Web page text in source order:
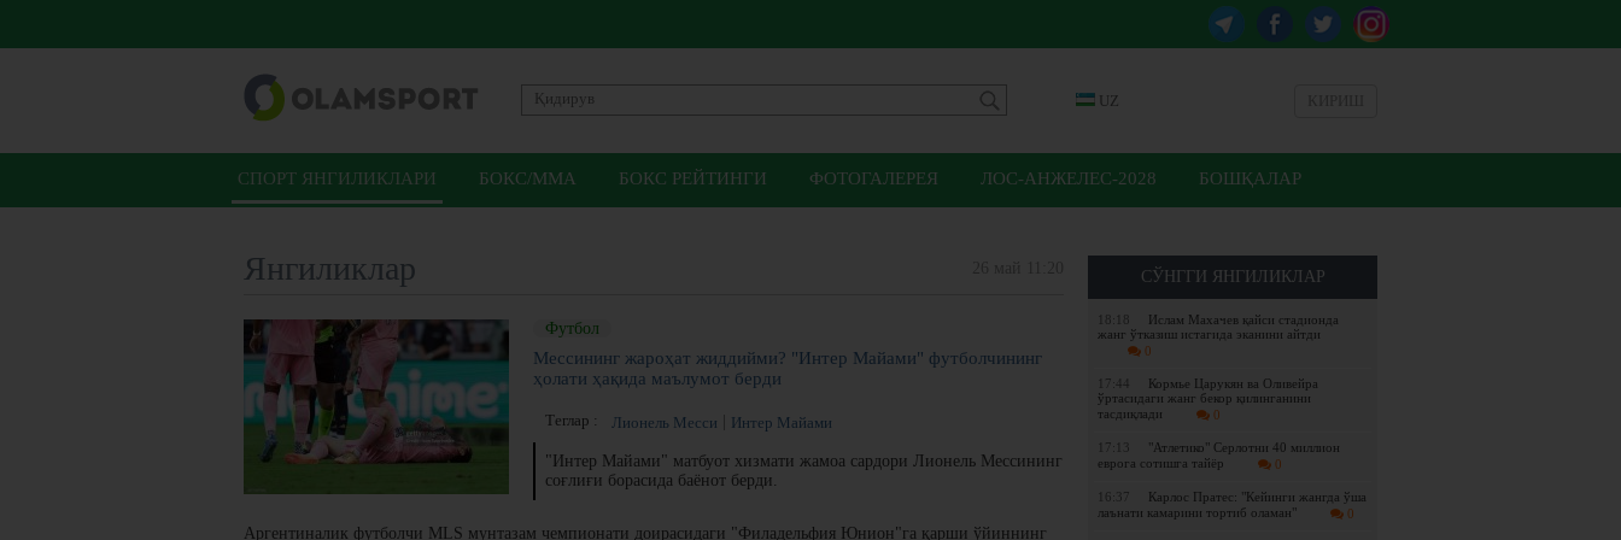
UZ
СПОРТ ЯНГИЛИКЛАРИ БОКС/ММА БОКС РЕЙТИНГИ ФОТОГАЛЕРЕЯ ЛОС-АНЖЕЛЕС-2028 БОШҚАЛАР
СЎНГГИ ЯНГИЛИКЛАР
18:18
Ислам Махачев қайси стадионда
жанг ўтказиш истагида эканини айтди
0
17:44
Кормье Царукян ва Оливейра
ўртасидаги жанг бекор қилинганини
тасдиқлади
0
17:13
"Атлетико" Серлотни 40 миллион
еврога сотишга тайёр
0
16:37
Карлос Пратес: "Кейинги жангда ўша
лаънати камарини тортиб оламан"
0
Янгиликлар
Футбол
Мессининг жароҳат жиддийми? "Интер Майами" футболчининг
ҳолати ҳақида маълумот берди
Теглар : Лионель Месси Интер Майами
"Интер Майами" матбуот хизмати жамоа сардори Лионель Мессининг
соғлиғи борасида баёнот берди.
Аргентиналик футболчи MLS мунтазам чемпионати доирасидаги "Филадельфия Юнион"га қарши ўйиннинг